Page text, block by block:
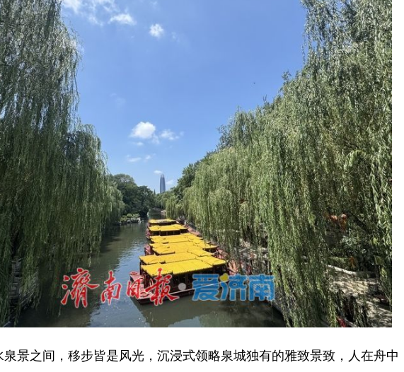
之间，移步皆是风光，沉浸式领略泉城独有的雅致景致，人在舟中